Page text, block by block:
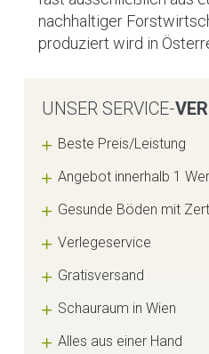
nachhaltiger
produziert wird in
UNSER SERVICE-
Beste Preis/Leistung
Angebot innerhalb 1
Gesunde Böden mit
Verlegeservice
Gratisversand
Schauraum in Wien
Alles aus einer Hand